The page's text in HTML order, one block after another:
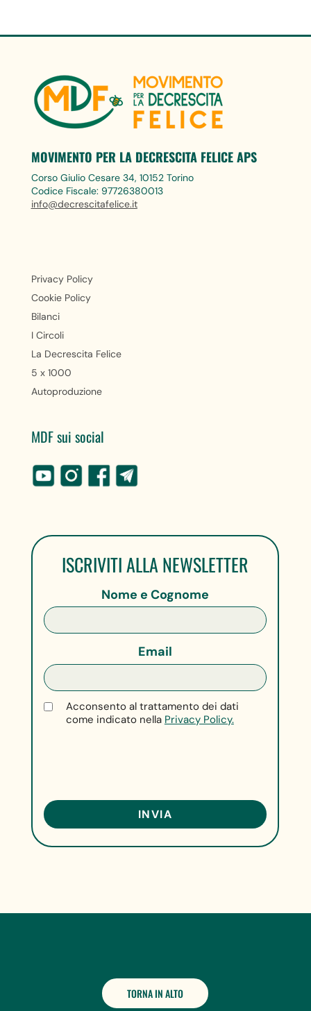
MOVIMENTO PER LA DECRESCITA FELICE APS
Corso Giulio Cesare 34, 10152 Torino
Codice Fiscale: 97726380013
info@decrescitafelice.it
Privacy Policy
Cookie Policy
Bilanci
I Circoli
La Decrescita Felice
5 x 1000
Autoproduzione
MDF sui social
ISCRIVITI ALLA NEWSLETTER
Nome e Cognome
Email
Acconsento al trattamento dei dati
come indicato nella Privacy Policy.
TORNA IN ALTO